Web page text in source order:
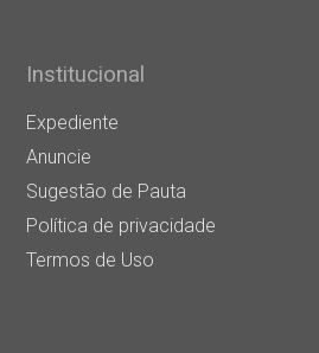
Institucional
Expediente
Anuncie
Sugestão de Pauta
Política de privacidade
Termos de Uso